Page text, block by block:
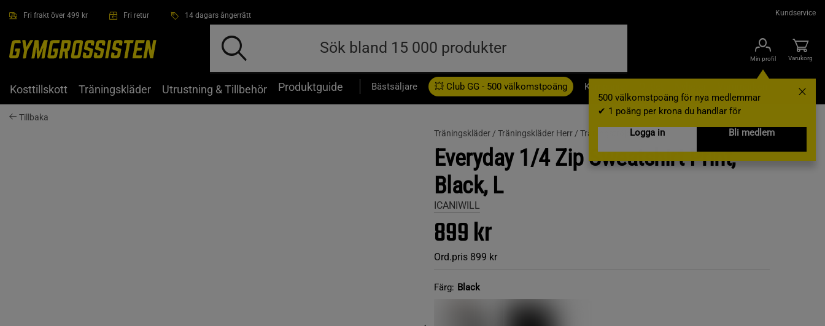
Fri frakt över 499 kr Fri retur 14 dagars ångerrätt Kundservice
Min profil
500 välkomstpoäng för nya medlemmar
✔ 1 poäng per krona du handlar för
Logga in
Bli medlem
Varukorg
Kosttillskott Träningskläder Utrustning & Tillbehör Produktguide Bästsäljare 💥 Club GG - 500 välkomstpoäng Kampanjer
Tillbaka
Träningskläder / Träningskläder Herr / Träningströjor
Everyday 1/4 Zip Sweatshirt Print,
Black, L
ICANIWILL
899 kr
Ord.pris 899 kr
Färg: Black